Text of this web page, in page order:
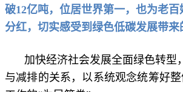
破12亿吨，位居世界第一，也为老
分红，切实感受到绿色低碳发展带
加快经济社会发展全面绿色转型
与减排的关系，以系统观念统筹好